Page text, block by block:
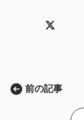
前の記事